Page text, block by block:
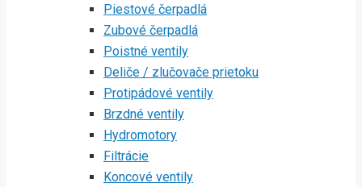
Piestové čerpadlá
Zubové čerpadlá
Poistné ventily
Deliče / zlučovače prietoku
Protipádové ventily
Brzdné ventily
Hydromotory
Filtrácie
Koncové ventily